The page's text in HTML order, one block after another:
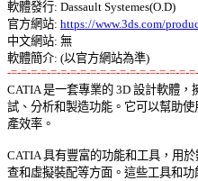
軟體發行: Dassault Systemes(O.D)
官方網站: https://www.3ds.com/
中文網站: 無
-=-=-=-=-=-=-=-=-=-=-=-=-=-=-=-=-=-=-
CATIA 是一套專業的 3D 設計軟體
試、分析和製造功能。它可以幫助
產效率。
CATIA 具有豐富的功能和工具，用
查和虛擬裝配等方面。這些工具和